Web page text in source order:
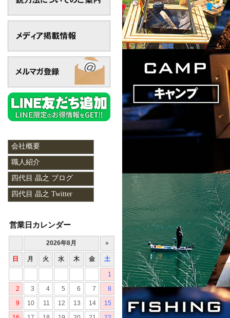
会社概要
職人紹介
四代目 晶之 ブログ
四代目 晶之 Twitter
営業日カレンダー